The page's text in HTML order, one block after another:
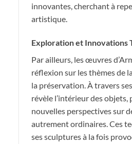
innovantes, cherchant à
artistique.
Exploration et Innovations
Par ailleurs, les œuvres
réflexion sur les thèmes de
la préservation. À travers ses
révèle l’intérieur des
nouvelles perspectives sur
autrement ordinaires. Ces
ses sculptures à la fois